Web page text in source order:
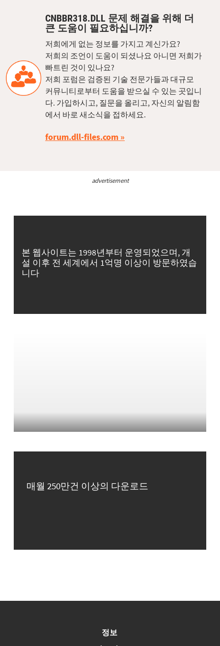
CNBBR318.DLL 문제 해결을 위해 더
큰 도움이 필요하십니까?
저희에게 없는 정보를 가지고 계신가요?
저희의 조언이 도움이 되셨나요 아니면 저희가
빠트린 것이 있나요?
저희 포럼은 검증된 기술 전문가들과 대규모
커뮤니티로부터 도움을 받으실 수 있는 곳입니
다. 가입하시고, 질문을 올리고, 자신의 알림함
에서 바로 새소식을 접하세요.
forum.dll-files.com
advertisement
본 웹사이트는 1998년부터 운영되었으며, 개
설 이후 전 세계에서 1억명 이상이 방문하였습
니다
매월 250만건 이상의 다운로드
정보